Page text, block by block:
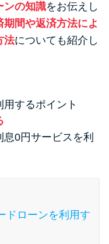
見直しで40万円
ンの知識をお伝えし
期間や返済方法によ
法についても紹介し
するポイント
0円サービスを利
ドローンを利用す